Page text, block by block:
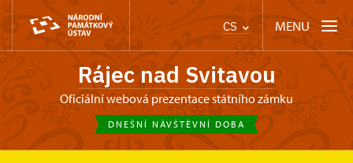
CS MENU
Rájec nad Svitavou
Oficiální webová prezentace státního zámku
DNEŠNÍ NÁVŠTĚVNÍ DOBA